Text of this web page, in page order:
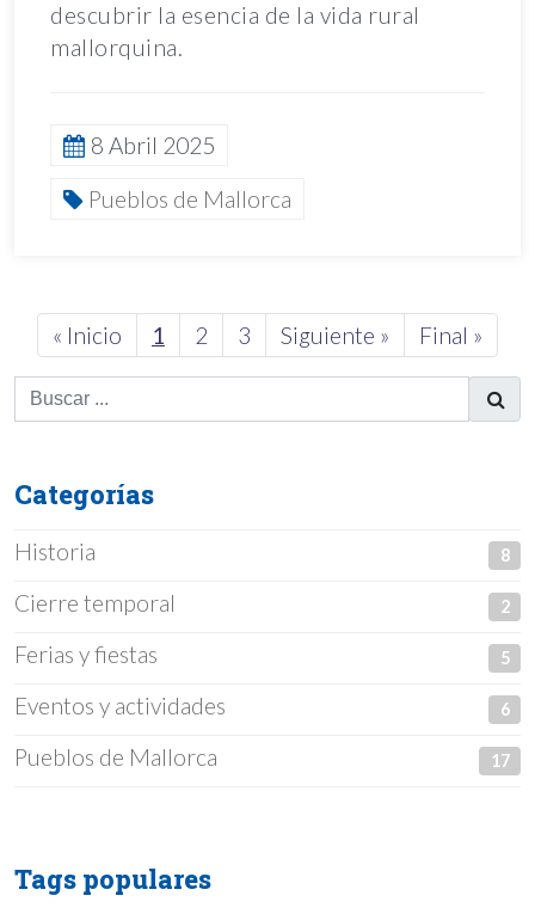
descubrir la esencia de la vida rural
mallorquina.
8 Abril 2025
Pueblos de Mallorca
« Inicio 1 2 3 Siguiente » Final »
Categorías
Historia 8
Cierre temporal 2
Ferias y fiestas 5
Eventos y actividades 6
Pueblos de Mallorca 17
Tags populares